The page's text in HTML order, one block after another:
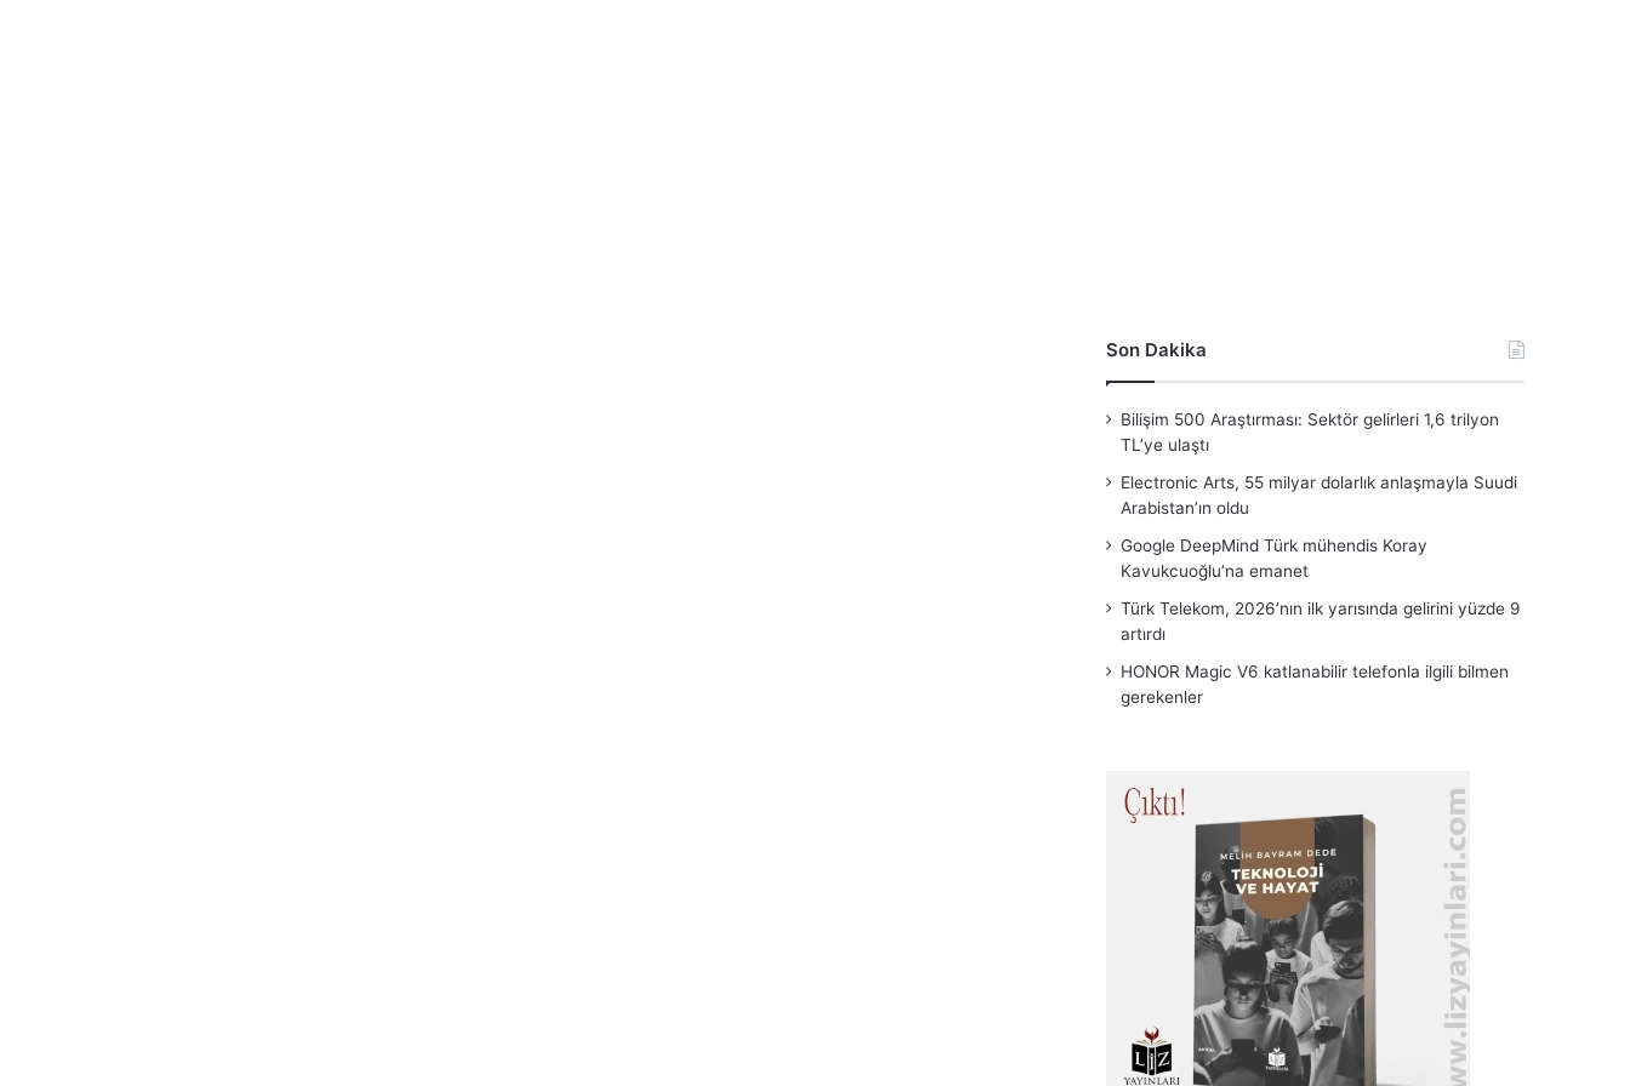
Son Dakika
Bilişim 500 Araştırması: Sektör gelirleri 1,6 trilyon
TL’ye ulaştı
Electronic Arts, 55 milyar dolarlık anlaşmayla Suudi
Arabistan’ın oldu
Google DeepMind Türk mühendis Koray
Kavukcuoğlu’na emanet
Türk Telekom, 2026’nın ilk yarısında gelirini yüzde 9
artırdı
HONOR Magic V6 katlanabilir telefonla ilgili bilmen
gerekenler